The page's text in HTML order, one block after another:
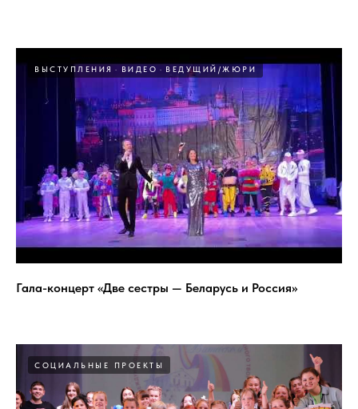
ВЫСТУПЛЕНИЯ ВИДЕО ВЕДУЩИЙ/ЖЮРИ
Гала-концерт «Две сестры — Беларусь и Россия»
СОЦИАЛЬНЫЕ ПРОЕКТЫ